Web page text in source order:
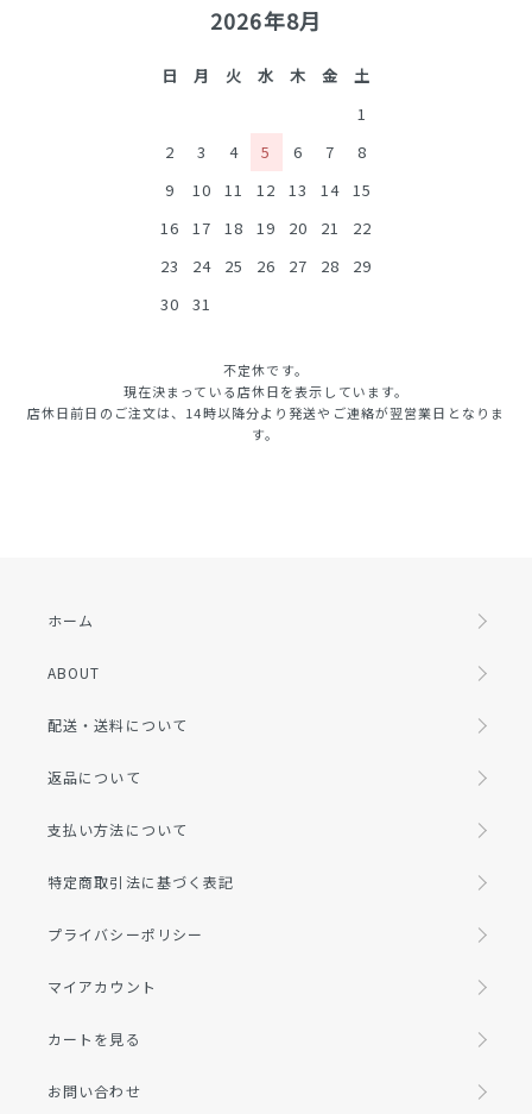
2026年8月
日 月 火 水 木 金
土
1
2
3 4 5 6 7
8
9
10 11 12 13 14 15
16
17 18 19 20 21
22
23
24 25 26 27 28
29
30
31
不定休です。
現在決まっている店休日を表示しています。
店休日前日のご注文は、14時以降分より発送やご連絡が翌営業日となりま
す。
ホーム
ABOUT
配送・送料について
返品について
支払い方法について
特定商取引法に基づく表記
プライバシーポリシー
マイアカウント
カートを見る
お問い合わせ